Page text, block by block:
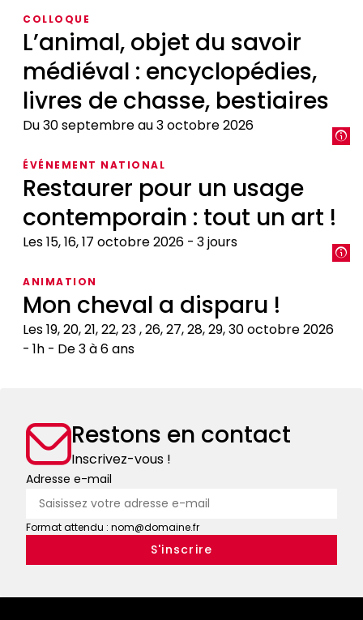
L’animal, objet du savoir
médiéval : encyclopédies,
livres de chasse, bestiaires
Du 30 septembre au 3 octobre 2026
COLLOQUE
L’animal,
objet
du
savoir
médiéval
livres
de
chasse,
bestiaires
Restaurer pour un usage
contemporain : tout un art !
Les 15, 16, 17 octobre 2026 3 jours
ÉVÉNEMENT NATIONAL
pour
un
usage
contemporain
art
Mon cheval a disparu !
Les 19, 20, 21, 22, 23 , 26, 27, 28, 29, 30 octobre 2026
1h
De 3 à 6 ans
ANIMATION
disparu
Restons en contact
Inscrivez-vous !
Adresse e-mail
Format attendu : nom@domaine.fr